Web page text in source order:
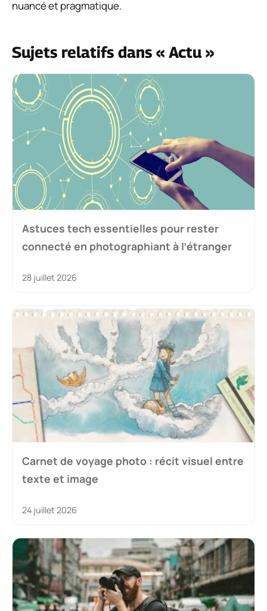
nuancé et pragmatique.
Sujets relatifs dans « Actu »
Astuces tech essentielles pour rester
connecté en photographiant à l’étranger
28 juillet 2026
Carnet de voyage photo : récit visuel entre
texte et image
24 juillet 2026